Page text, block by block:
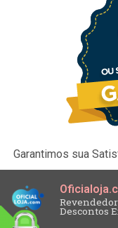
Garantimos sua
Descontos